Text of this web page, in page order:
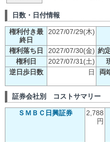
日数・日付情報
権利付き最
終日
2027/07/29(木)
権利落ち日 2027/07/30(金) 約
権利日
2027/07/31(土)
逆日歩日数
日
両
証券会社別 コストサマリー
ＳＭＢＣ日興証券
2,788
円